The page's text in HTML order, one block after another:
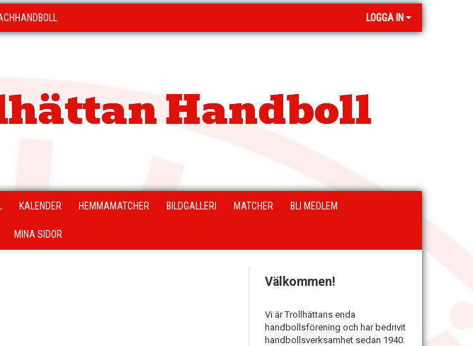
LOGGA IN
Handboll
KALENDER HEMMAMATCHER BILDGALLERI MATCHER BLI MEDLEM
MINA SIDOR
Välkommen!
Vi är Trollhättans enda
handbollsförening och har bedrivit
handbollsverksamhet sedan 1940.